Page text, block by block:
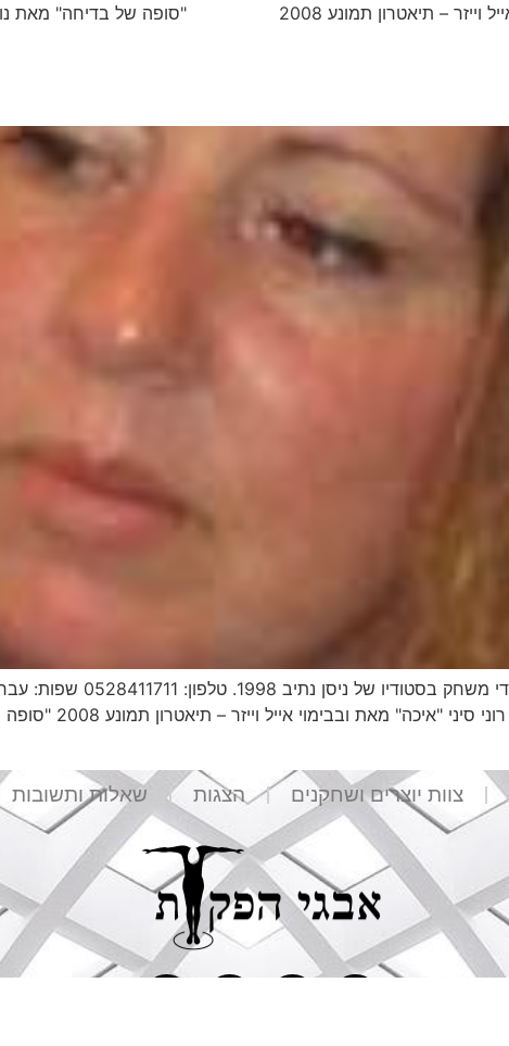
ובבימוי רוני סיני "איכה" מאת ובבימוי אייל וייזר – תיאטרון
ברמה מקצועית.
צוות יוצרים ושחקנים הצגות שאלות ותשובות